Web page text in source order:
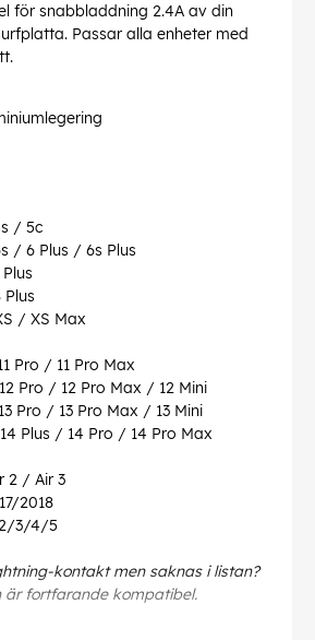
för snabbladdning 2.4A av din
Passar alla enheter med
/ 5c
/ 6 Plus / 6s Plus
/ XS Max
Pro / 11 Pro Max
Pro / 12 Pro Max / 12 Mini
Pro / 13 Pro Max / 13 Mini
Plus / 14 Pro / 14 Pro Max
2 / Air 3
2018
2/3/4/5
kontakt men saknas i listan?
är fortfarande kompatibel.